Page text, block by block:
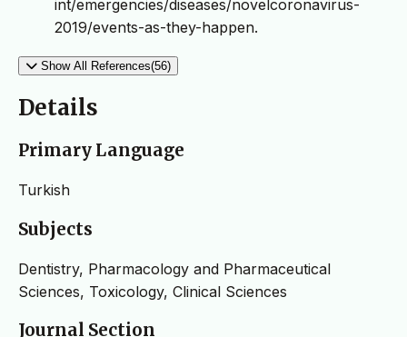
int/emergencies/diseases/novelcoronavirus-
2019/events-as-they-happen.
Show All References(56)
Details
Primary Language
Turkish
Subjects
Dentistry, Pharmacology and Pharmaceutical
Sciences, Toxicology, Clinical Sciences
Journal Section